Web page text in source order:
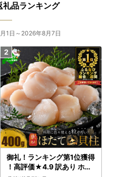
礼品ランキング
1日～2026年8月7日
御礼！ランキング第1位獲得
！高評価★4.9 訳あり ホタ